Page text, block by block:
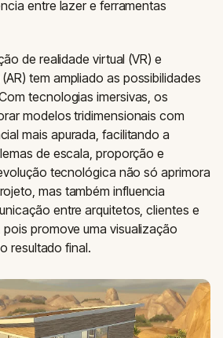
entre lazer e ferramentas
de realidade virtual (VR) e
tem ampliado as possibilidades
tecnologias imersivas, os
modelos tridimensionais com
mais apurada, facilitando a
de escala, proporção e
tecnológica não só aprimora
mas também influencia
entre arquitetos, clientes e
promove uma visualização
resultado final.